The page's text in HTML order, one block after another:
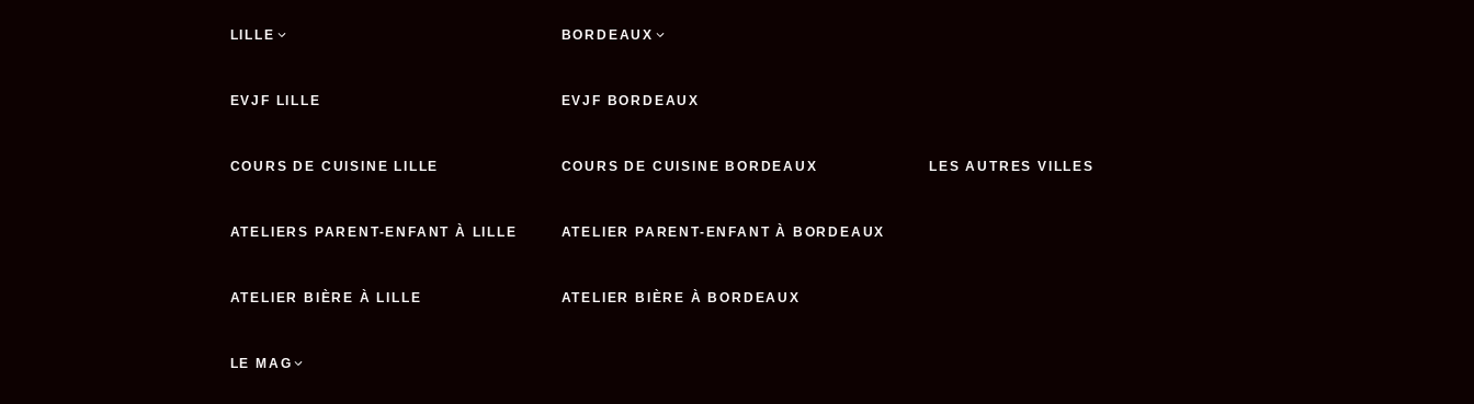
LILLE
EVJF LILLE
COURS DE CUISINE LILLE
ATELIERS PARENT-ENFANT À LILLE
ATELIER BIÈRE À LILLE
BORDEAUX
EVJF BORDEAUX
COURS DE CUISINE BORDEAUX
ATELIER PARENT-ENFANT À BORDEAUX
ATELIER BIÈRE À BORDEAUX
LES AUTRES VILLES
LE MAG